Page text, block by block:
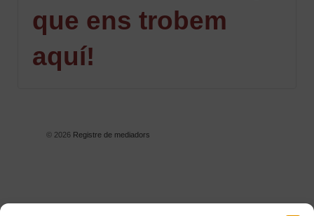
que ens trobem
aquí!
© 2026Registre de mediadors